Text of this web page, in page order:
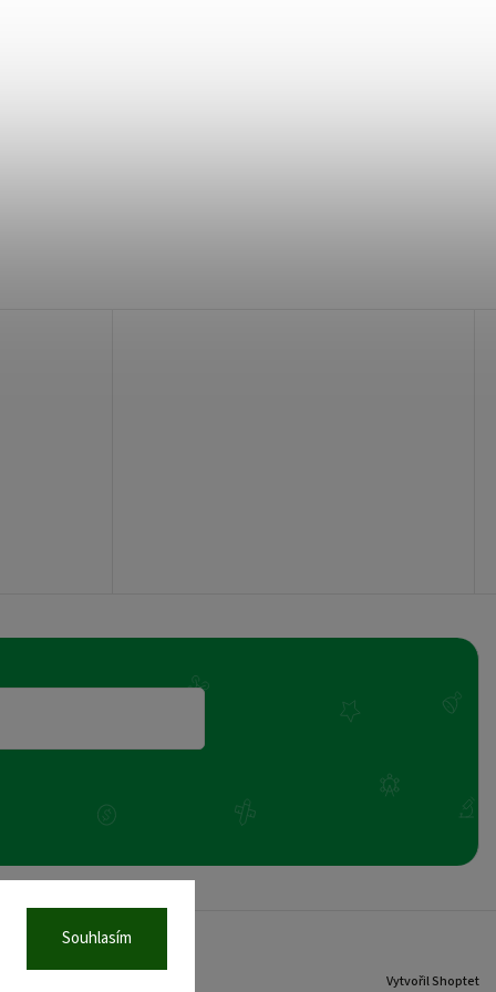
Souhlasím
Vytvořil Shoptet